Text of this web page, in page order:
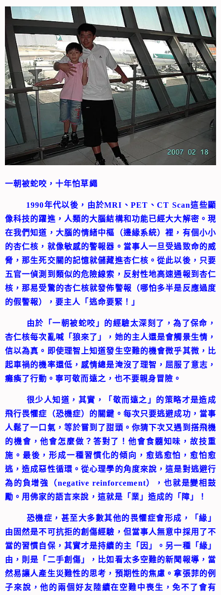
一朝被蛇咬，十年怕草繩
1990年代以後，由於MRI、PET、CT Scan這些顯
像科技的躍進，人類的大腦結構和功能已經大大解密。現
在我們知道，大腦的情緒中樞（邊緣系統）裡，有個小小
的杏仁核，就像敏感的警報器。當事人一旦受過致命的威
脅，那生死交關的記憶就儲藏進杏仁核。從此以後，只要
五官一偵測到類似的危險線索，反射性地高速通報到杏仁
核，那易受驚的杏仁核就發佈警報（哪怕多半是反應過度
的假警報），要主人「逃命要緊！」
由於「一朝被蛇咬」的經驗太深刻了，為了保命，
杏仁核每次亂喊「狼來了」，她的主人還是會觸景生情，
信以為真。即使理智上知道發生空難的機會微乎其微，比
起車禍的機率還低，感情總是淹沒了理智，屈服了意志，
癱瘓了行動。寧可敬而遠之，也不要親身冒險。
很少人知道，其實，「敬而遠之」的策略才是造成
飛行畏懼症（恐機症）的關鍵。每次只要逃避成功，當事
人鬆了一口氣，等於嘗到了甜頭。你猜下次又遇到搭飛機
的機會，他會怎麼做？答對了！他會食髓知味，故技重
施。最後，形成一種習慣化的傾向，愈逃愈怕，愈怕愈
逃，造成惡性循環。從心理學的角度來說，這是對逃避行
為的負增強（negative reinforcement），也就是變相鼓
勵。用佛家的語言來說，這就是「業」造成的「障」！
恐機症，甚至大多數其他的畏懼症會形成，「緣」
由固然是不可抗拒的創傷經驗，但當事人無意中採用了不
當的習慣自保，其實才是持續的主「因」。另一種「緣」
由，則是「二手創傷」，比如看太多空難的新聞報導，當
然易讓人產生災難性的思考，預期性的焦慮。拿張菲的例
子來說，他的兩個好友陸續在空難中喪生，免不了會有